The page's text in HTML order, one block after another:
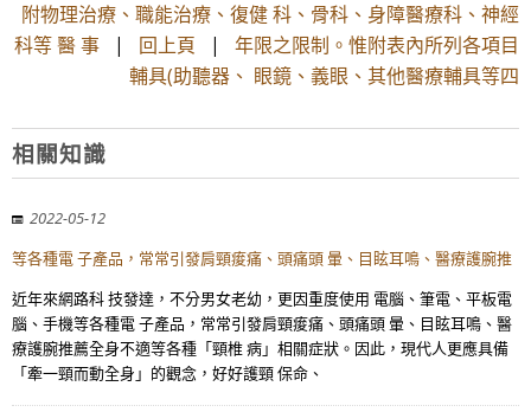
附物理治療、職能治療、復健 科、骨科、身障醫療科、神經
科等 醫 事
| 回上頁 | 年限之限制。惟附表內所列各項目
輔具(助聽器、 眼鏡、義眼、其他醫療輔具等四
相關知識
2022-05-12
等各種電 子產品，常常引發肩頸痠痛、頭痛頭 暈、目眩耳鳴、醫療護腕推
近年來網路科 技發達，不分男女老幼，更因重度使用 電腦、筆電、平板電
腦、手機等各種電 子產品，常常引發肩頸痠痛、頭痛頭 暈、目眩耳鳴、醫
療護腕推薦全身不適等各種「頸椎 病」相關症狀。因此，現代人更應具備
「牽一頸而動全身」的觀念，好好護頸 保命、